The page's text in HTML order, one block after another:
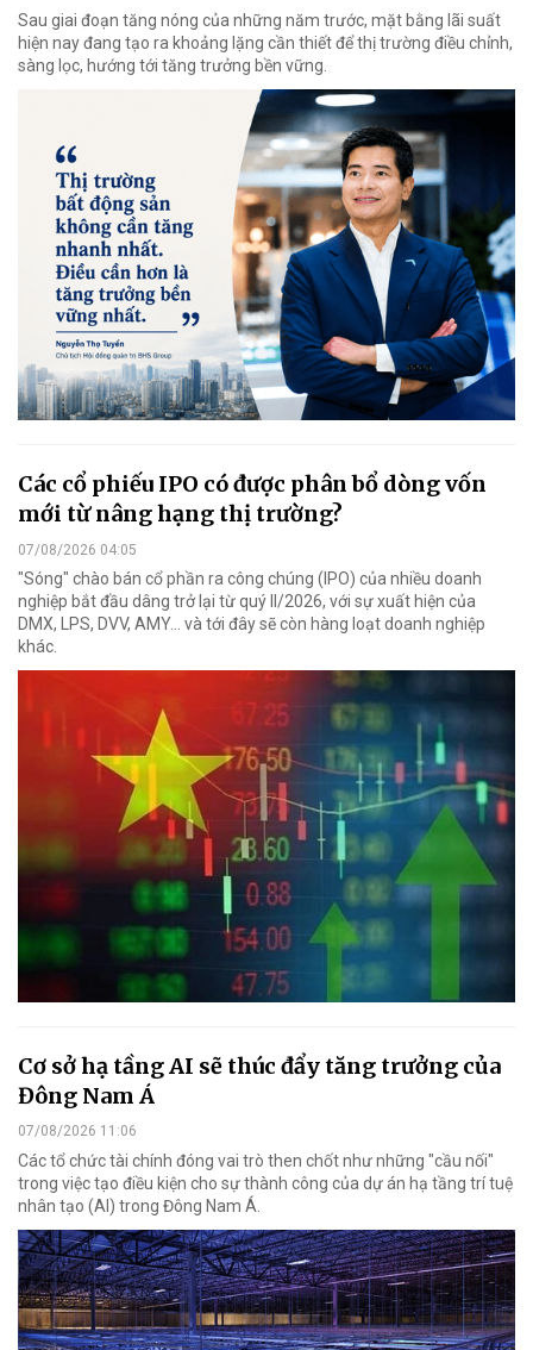
Sau giai đoạn tăng nóng của những năm trước, mặt bằng lãi suất
hiện nay đang tạo ra khoảng lặng cần thiết để thị trường điều chỉnh,
sàng lọc, hướng tới tăng trưởng bền vững.
Các cổ phiếu IPO có được phân bổ dòng vốn
mới từ nâng hạng thị trường?
07/08/2026 04:05
"Sóng" chào bán cổ phần ra công chúng (IPO) của nhiều doanh
nghiệp bắt đầu dâng trở lại từ quý II/2026, với sự xuất hiện của
DMX, LPS, DVV, AMY... và tới đây sẽ còn hàng loạt doanh nghiệp
khác.
Cơ sở hạ tầng AI sẽ thúc đẩy tăng trưởng của
Đông Nam Á
07/08/2026 11:06
Các tổ chức tài chính đóng vai trò then chốt như những "cầu nối"
trong việc tạo điều kiện cho sự thành công của dự án hạ tầng trí tuệ
nhân tạo (AI) trong Đông Nam Á.